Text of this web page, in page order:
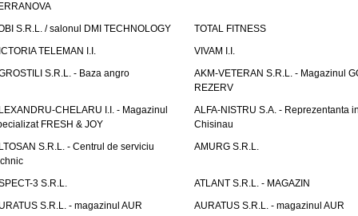
S.R.L. / salonul DMI TECHNOLOGY
TOTAL FITNESS
TELEMAN I.I.
VIVAM I.I.
S.R.L. - Baza angro
AKM-VETERAN S.R.L. - Magazinul
REZERV
CHELARU I.I. - Magazinul
FRESH & JOY
ALFA-NISTRU S.A. - Reprezentanta
Chisinau
S.R.L. - Centrul de serviciu
AMURG S.R.L.
3 S.R.L.
ATLANT S.R.L. - MAGAZIN
S.R.L. - magazinul AUR
AURATUS S.R.L. - magazinul AUR